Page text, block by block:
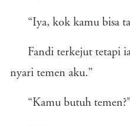
“Iya, kok kamu bisa
Fandi terkejut tetapi
nyari temen aku.”
“Kamu butuh temen?”